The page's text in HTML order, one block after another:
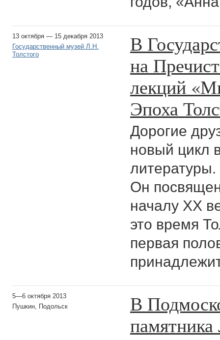
13 октября — 15 декабря 2013
Государственный музей Л.Н.
Толстого
В
на
лекций
Эпоха
Дорогие
новый цикл
литературы.
Он
началу XX
это время
первая
5—6 октября 2013
Пушкин, Подольск
В